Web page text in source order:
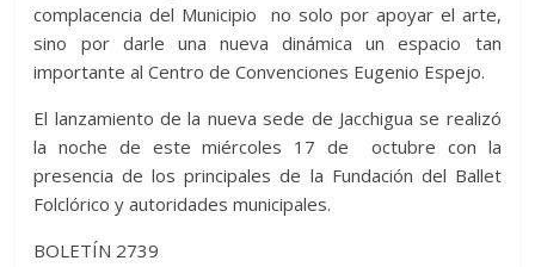
complacencia del Municipio no solo por apoyar el arte,
sino por darle una nueva dinámica un espacio tan
importante al Centro de Convenciones Eugenio Espejo.
El lanzamiento de la nueva sede de Jacchigua se realizó
la noche de este miércoles 17 de octubre con la
presencia de los principales de la Fundación del Ballet
Folclórico y autoridades municipales.
BOLETÍN 2739